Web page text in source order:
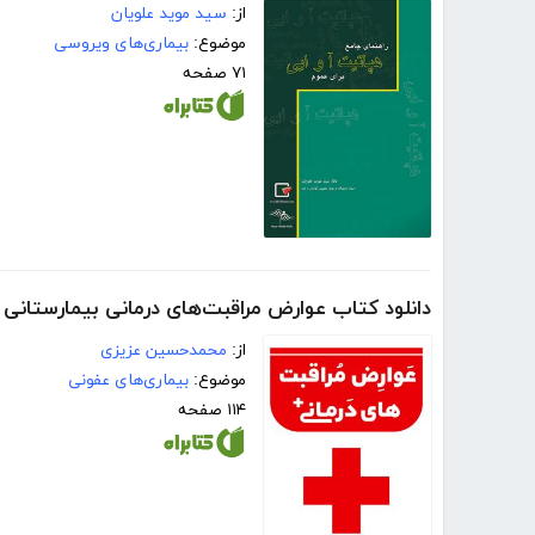
از: سید موید علویان
موضوع: بیماری‌های ویروسی
۷۱ صفحه
دانلود کتاب عوارض مراقبت‌های درمانی بیمارستانی
از: محمدحسین عزیزی
موضوع: بیماری‌های عفونی
۱۱۴ صفحه